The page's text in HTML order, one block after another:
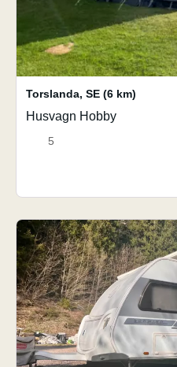
Torslanda, SE (6 km)
Husvagn Hobby
5